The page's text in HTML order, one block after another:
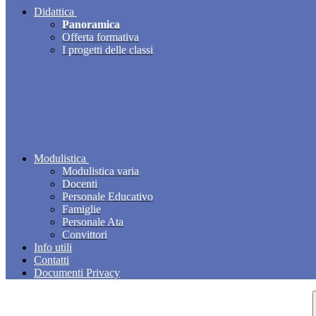
Didattica
Panoramica
Offerta formativa
I progetti delle classi
Modulistica
Modulistica varia
Docenti
Personale Educativo
Famiglie
Personale Ata
Convittori
Info utili
Contatti
Documenti Privacy